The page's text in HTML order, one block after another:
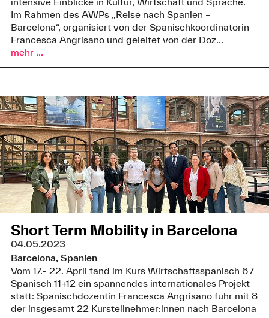
Im Rahmen des AWPs „Reise nach Spanien –
Barcelona“, organisiert von der Spanischkoordinatorin
Francesca Angrisano und geleitet von der Doz...
mehr ...
Short Term Mobility in Barcelona
04.05.2023
Barcelona, Spanien
Vom 17.- 22. April fand im Kurs Wirtschaftsspanisch 6 /
Spanisch 11+12 ein spannendes internationales Projekt
statt: Spanischdozentin Francesca Angrisano fuhr mit 8
der insgesamt 22 Kursteilnehmer:innen nach Barcelona